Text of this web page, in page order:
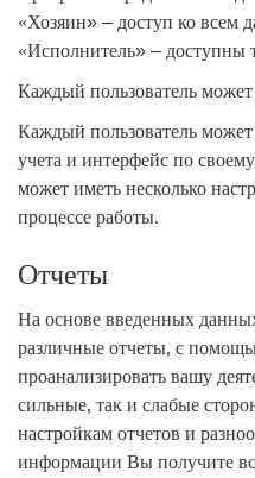
«Хозяин» – доступ ко всем
«Исполнитель» – доступны
Каждый пользователь
Каждый пользователь
учета и интерфейс по
может иметь несколько
процессе работы.
Отчеты
На основе введенных
различные отчеты, с
проанализировать вашу
сильные, так и слабые
настройкам отчетов и
информации Вы получите